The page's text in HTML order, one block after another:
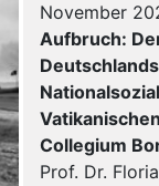
November
Aufbruch:
Collegium
Prof. Dr.